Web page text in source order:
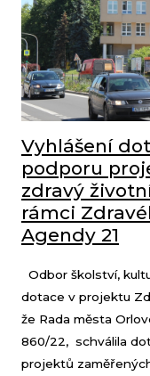
Vyhlášení
podporu
zdravý
rámci
Agendy 21
Odbor školství,
dotace v projektu
že Rada města
860/22, schválila
projektů